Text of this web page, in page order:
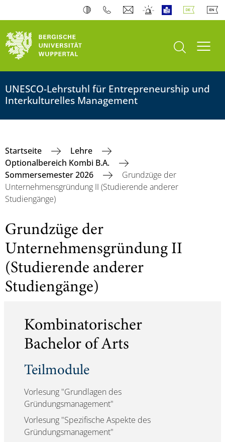
Suche öffnen
UNESCO-Lehrstuhl für Entrepreneurship und
Interkulturelles Management
Startseite
Lehre
Optionalbereich Kombi B.A.
Sommersemester 2026
Grundzüge der
Unternehmensgründung II (Studierende anderer
Studiengänge)
Grundzüge der
Unternehmensgründung II
(Studierende anderer
Studiengänge)
Kombinatorischer
Bachelor of Arts
Teilmodule
Vorlesung "Grundlagen des
Gründungsmanagement"
Vorlesung "Spezifische Aspekte des
Gründungsmanagement"